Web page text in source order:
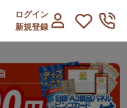
ログイン
新規登録
MYTONE